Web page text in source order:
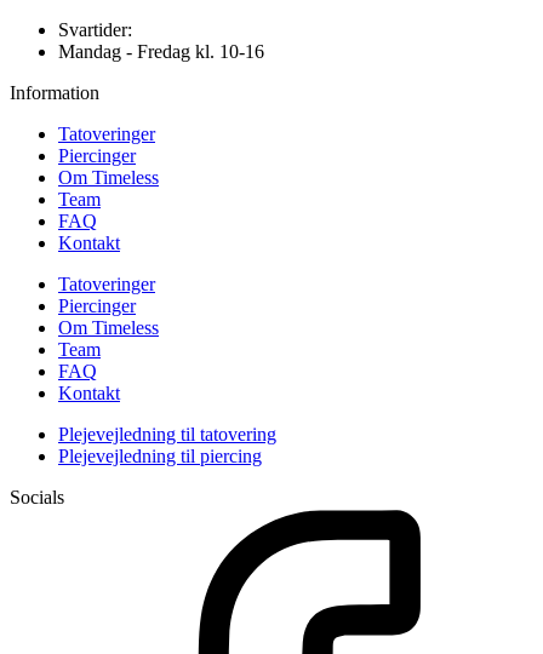
Svartider:
Mandag - Fredag kl. 10-16
Information
Tatoveringer
Piercinger
Om Timeless
Team
FAQ
Kontakt
Tatoveringer
Piercinger
Om Timeless
Team
FAQ
Kontakt
Plejevejledning til tatovering
Plejevejledning til piercing
Socials